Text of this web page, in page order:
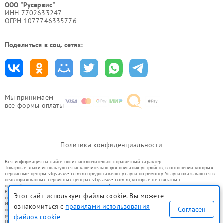
Мы принимаем
все формы оплаты
ООО "Русервис"
ИНН 7702633247
ОГРН 1077746335776
Поделиться в соц. сетях:
Политика конфиденциальности
Вся информация на сайте носит исключительно справочный характер.
Товарные знаки используются исключительно для описания устройств, в отношении которых
сервисные центры vlgs.asus-fixim.ru предоставляют услуги по ремонту. Услуги оказываются в
неавторизованных сервисных центрах vlgs.asus-fixim.ru, которые не связаны с
правообладателями товарных знаков или их официальными представителями.
Ремонт осуществляется для устройств, уже введенных в гражданский оборот в соответствии
со статьей 1487 ГК РФ.
Использование товарных знаков не преследует цели индивидуализации услуг или введения
потребителей в заблуждение, а служит для информирования о предоставляемых услугах по
ремонту техники указанных брендов.
Представленная на сайте информация не является публичной офертой, определяемой
Этот сайт использует файлы cookie. Вы можете
ознакомиться с правилами использования
файлов cookie
Согласен